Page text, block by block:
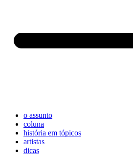
o assunto
coluna
história em tópicos
artistas
dicas